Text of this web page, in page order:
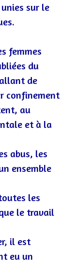
sur le
femmes
du
de
confinement
au
et à la
abus, les
ensemble
les
le travail
il est
eu un